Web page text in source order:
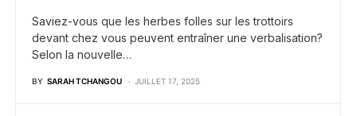
Saviez-vous que les herbes folles sur les trottoirs
devant chez vous peuvent entraîner une verbalisation?
Selon la nouvelle…
BY SARAH TCHANGOU JUILLET 17, 2025